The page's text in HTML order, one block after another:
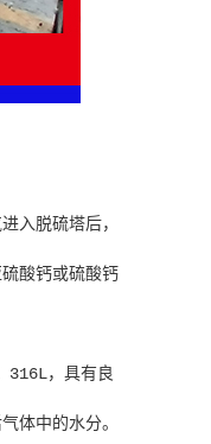
入脱硫塔后，
酸钙或硫酸钙
316L，具有良
体中的水分。